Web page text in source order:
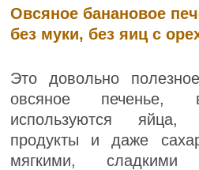
Овсяное банановое
без муки, без яиц с
Это довольно
овсяное
используются
продукты и даже
мягкими,